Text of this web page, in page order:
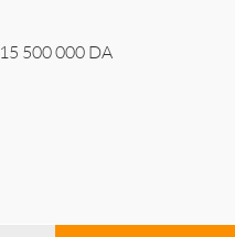
15 500 000 DA